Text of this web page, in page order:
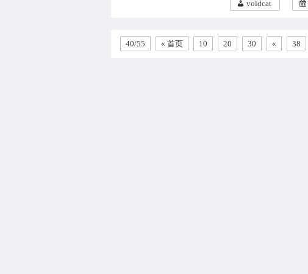
voidcat
40/55 « 首页 10 20 30 « 38